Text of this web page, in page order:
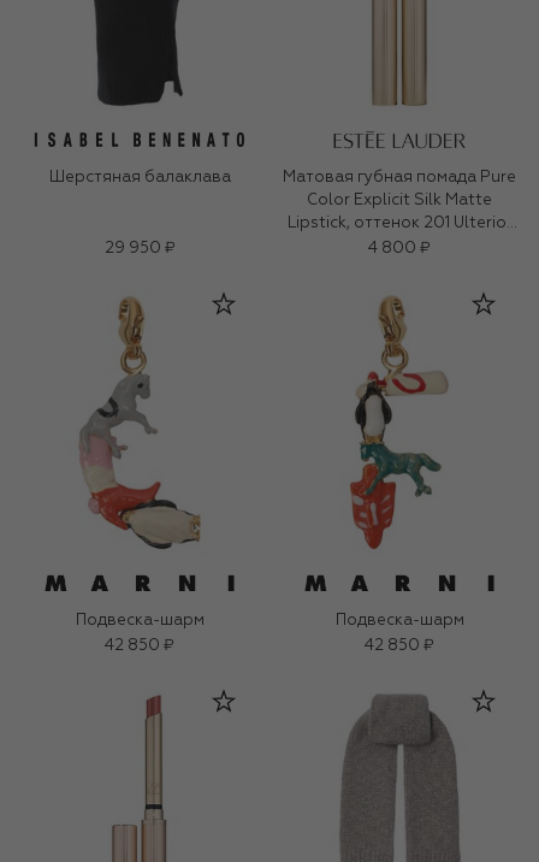
Шерстяная балаклава
29 950 ₽
Матовая губная помада Pure
Color Explicit Silk Matte
Lipstick, оттенок 201 Ulterior
Motive (0,7ml)
4 800 ₽
Подвеска-шарм
42 850 ₽
Подвеска-шарм
42 850 ₽